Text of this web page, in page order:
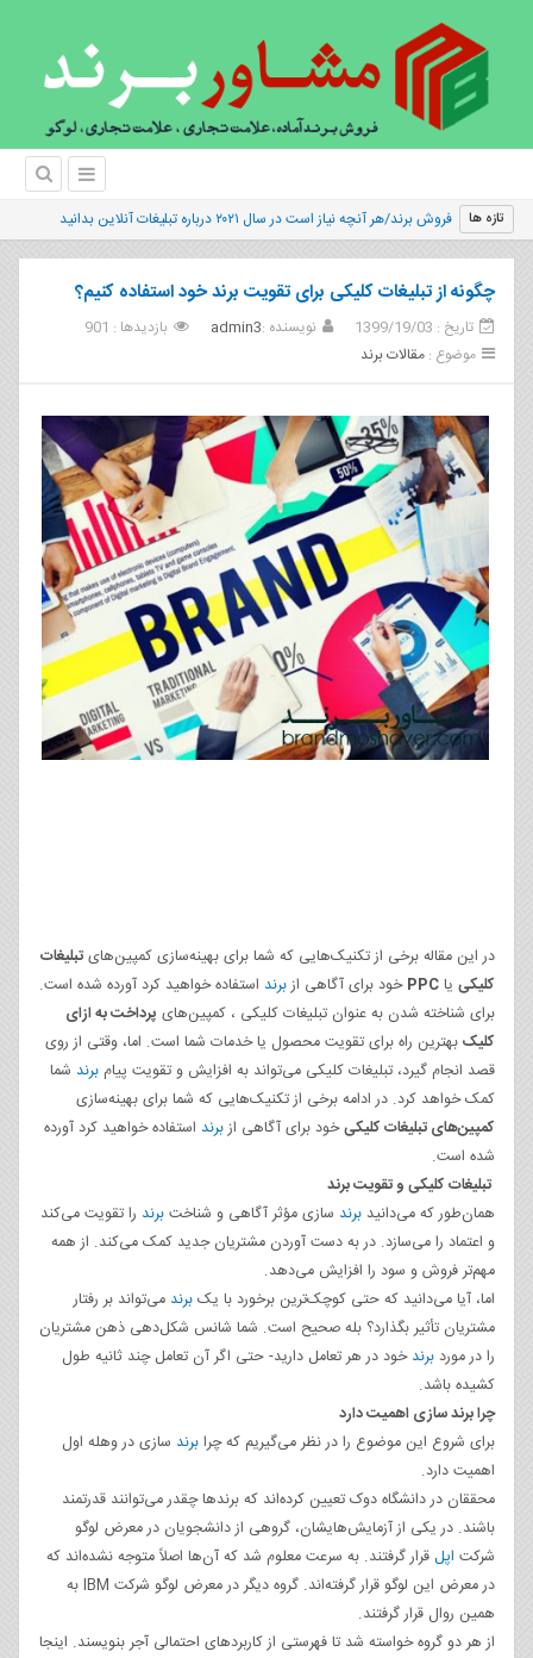
تازه ها |
چگونه از تبلیغات کلیکی برای تقویت برند خود استفاده کنیم؟
تاریخ : 1399/19/03 نویسنده :admin3
بازدیدها : 901
موضوع : مقالات برند
در این مقاله برخی از تکنیک‌هایی که شما برای بهینه‌سازی کمپین‌هایتبلیغات
کلیکی یاPPCخود برای آگاهی ازبرند استفاده خواهید کرد آورده شده است.
برای شناخته‌ شدن به عنوان تبلیغات کلیکی ، کمپین‌های پرداخت به ازای
کلیکبهترین راه برای تقویت محصول یا خدمات شما است. اما، وقتی از روی
قصد انجام گیرد، تبلیغات کلیکی می‌تواند به افزایش و تقویت پیام برند شما
کمک خواهد کرد. در ادامه برخی از تکنیک‌هایی که شما برای بهینه‌سازی
کمپین‌های تبلیغات کلیکیخود برای آگاهی ازبرند استفاده خواهید کرد آورده
شده است.
تبلیغات کلیکی و تقویت برند
همان‌طور که می‌دانید برند سازی مؤثر آگاهی و شناختبرند را تقویت می‌کند
و اعتماد را می‌سازد. در به دست آوردن مشتریان جدید کمک می‌کند. از همه
مهم‌تر فروش و سود را افزایش می‌دهد.
اما، آیا می‌دانید که حتی کوچک‌ترین برخورد با یکبرند می‌تواند بر رفتار
مشتریان تأثیر بگذارد؟ بله صحیح است. شما شانس شکل‌دهی ذهن مشتریان
را در موردبرندخود در هر تعامل دارید- حتی اگر آن تعامل چند ثانیه طول
کشیده باشد.
چرا برند سازی اهمیت دارد
برای شروع این موضوع را در نظر می‌گیریم که چرابرند سازی در وهله اول
اهمیت دارد.
محققان در دانشگاه دوک تعیین کرده‌اند که برندها چقدر می‌توانند قدرتمند
باشند. در یکی از آزمایش‌هایشان، گروهی از دانشجویان در معرض لوگو
شرکت اپل قرار گرفتند. به سرعت معلوم شد که آن‌ها اصلاً متوجه نشده‌اند که
در معرض این لوگو قرار گرفته‌اند. گروه دیگر در معرض لوگو شرکت IBM به
همین روال قرار گرفتند.
از هر دو گروه خواسته شد تا فهرستی از کاربردهای احتمالی آجر بنویسند. اینجا